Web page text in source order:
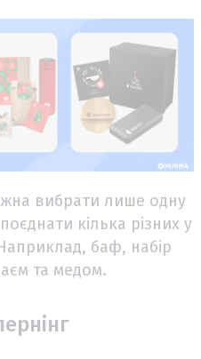
вибрати лише одну
кілька різних у
баф, набір
та медом.